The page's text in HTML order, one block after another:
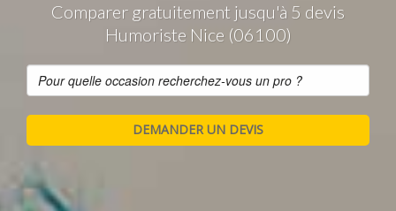
Comparer gratuitement jusqu'à 5 devis
Humoriste Nice (06100)